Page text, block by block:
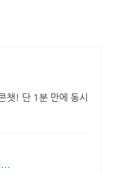
챗! 단 1분 만에 동시